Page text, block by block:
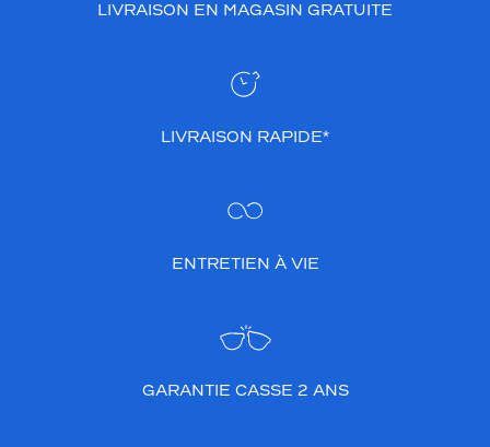
LIVRAISON EN MAGASIN GRATUITE
LIVRAISON RAPIDE*
ENTRETIEN À VIE
GARANTIE CASSE 2 ANS